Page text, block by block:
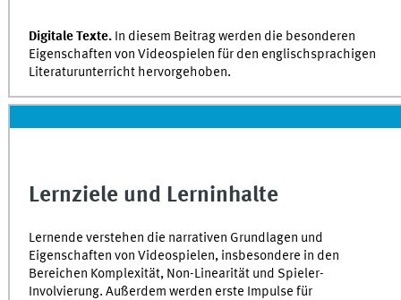
Digitale Texte. In diesem Beitrag werden die besonderen
Eigenschaften von Videospielen für den englischsprachigen
Literaturunterricht hervorgehoben.
Lernziele und Lerninhalte
Lernende verstehen die narrativen Grundlagen und
Eigenschaften von Videospielen, insbesondere in den
Bereichen Komplexität, Non-Linearität und Spieler-
Involvierung. Außerdem werden erste Impulse für